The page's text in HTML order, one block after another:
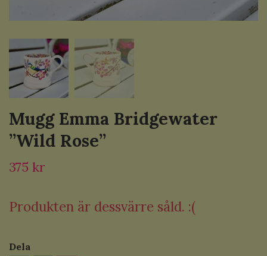
Mugg Emma Bridgewater
”Wild Rose”
375 kr
Produkten är dessvärre såld. :(
Dela